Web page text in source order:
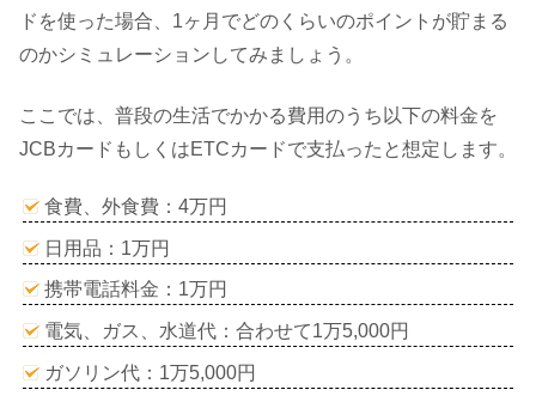
ドを使った場合、1ヶ月でどのくらいのポイントが貯まる
のかシミュレーションしてみましょう。
ここでは、普段の生活でかかる費用のうち以下の料金を
JCBカードもしくはETCカードで支払ったと想定します。
食費、外食費：4万円
日用品：1万円
携帯電話料金：1万円
電気、ガス、水道代：合わせて1万5,000円
ガソリン代：1万5,000円